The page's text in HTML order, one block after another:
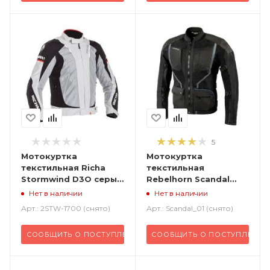
Мотокуртка
текстильная Richa
Stormwind D3O серый
черный
Нет в наличии
Арт.: 2STW-1700 (снято)
СООБЩИТЬ О ПОСТУПЛЕНИИ
5
Мотокуртка
текстильная
Rebelhorn Scandal
черный
Нет в наличии
Арт.: Scandal_01 (снято)
СООБЩИТЬ О ПОСТУПЛЕНИИ